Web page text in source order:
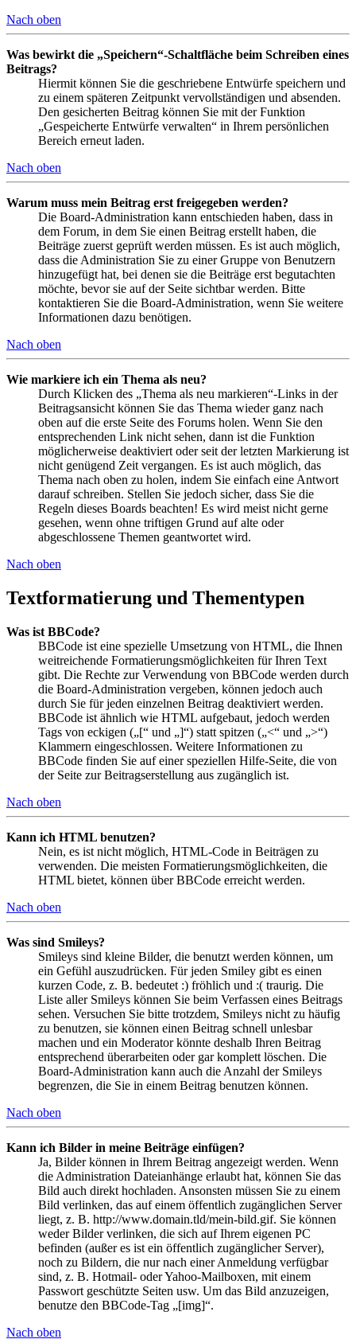
Nach oben
Was bewirkt die „Speichern“-Schaltfläche beim Schreiben eines
Beitrags?
Hiermit können Sie die geschriebene Entwürfe speichern und
zu einem späteren Zeitpunkt vervollständigen und absenden.
Den gesicherten Beitrag können Sie mit der Funktion
„Gespeicherte Entwürfe verwalten“ in Ihrem persönlichen
Bereich erneut laden.
Nach oben
Warum muss mein Beitrag erst freigegeben werden?
Die Board-Administration kann entschieden haben, dass in
dem Forum, in dem Sie einen Beitrag erstellt haben, die
Beiträge zuerst geprüft werden müssen. Es ist auch möglich,
dass die Administration Sie zu einer Gruppe von Benutzern
hinzugefügt hat, bei denen sie die Beiträge erst begutachten
möchte, bevor sie auf der Seite sichtbar werden. Bitte
kontaktieren Sie die Board-Administration, wenn Sie weitere
Informationen dazu benötigen.
Nach oben
Wie markiere ich ein Thema als neu?
Durch Klicken des „Thema als neu markieren“-Links in der
Beitragsansicht können Sie das Thema wieder ganz nach
oben auf die erste Seite des Forums holen. Wenn Sie den
entsprechenden Link nicht sehen, dann ist die Funktion
möglicherweise deaktiviert oder seit der letzten Markierung ist
nicht genügend Zeit vergangen. Es ist auch möglich, das
Thema nach oben zu holen, indem Sie einfach eine Antwort
darauf schreiben. Stellen Sie jedoch sicher, dass Sie die
Regeln dieses Boards beachten! Es wird meist nicht gerne
gesehen, wenn ohne triftigen Grund auf alte oder
abgeschlossene Themen geantwortet wird.
Nach oben
Textformatierung und Thementypen
Was ist BBCode?
BBCode ist eine spezielle Umsetzung von HTML, die Ihnen
weitreichende Formatierungsmöglichkeiten für Ihren Text
gibt. Die Rechte zur Verwendung von BBCode werden durch
die Board-Administration vergeben, können jedoch auch
durch Sie für jeden einzelnen Beitrag deaktiviert werden.
BBCode ist ähnlich wie HTML aufgebaut, jedoch werden
Tags von eckigen („[“ und „]“) statt spitzen („<“ und „>“)
Klammern eingeschlossen. Weitere Informationen zu
BBCode finden Sie auf einer speziellen Hilfe-Seite, die von
der Seite zur Beitragserstellung aus zugänglich ist.
Nach oben
Kann ich HTML benutzen?
Nein, es ist nicht möglich, HTML-Code in Beiträgen zu
verwenden. Die meisten Formatierungsmöglichkeiten, die
HTML bietet, können über BBCode erreicht werden.
Nach oben
Was sind Smileys?
Smileys sind kleine Bilder, die benutzt werden können, um
ein Gefühl auszudrücken. Für jeden Smiley gibt es einen
kurzen Code, z. B. bedeutet :) fröhlich und :( traurig. Die
Liste aller Smileys können Sie beim Verfassen eines Beitrags
sehen. Versuchen Sie bitte trotzdem, Smileys nicht zu häufig
zu benutzen, sie können einen Beitrag schnell unlesbar
machen und ein Moderator könnte deshalb Ihren Beitrag
entsprechend überarbeiten oder gar komplett löschen. Die
Board-Administration kann auch die Anzahl der Smileys
begrenzen, die Sie in einem Beitrag benutzen können.
Nach oben
Kann ich Bilder in meine Beiträge einfügen?
Ja, Bilder können in Ihrem Beitrag angezeigt werden. Wenn
die Administration Dateianhänge erlaubt hat, können Sie das
Bild auch direkt hochladen. Ansonsten müssen Sie zu einem
Bild verlinken, das auf einem öffentlich zugänglichen Server
liegt, z. B. http://www.domain.tld/mein-bild.gif. Sie können
weder Bilder verlinken, die sich auf Ihrem eigenen PC
befinden (außer es ist ein öffentlich zugänglicher Server),
noch zu Bildern, die nur nach einer Anmeldung verfügbar
sind, z. B. Hotmail- oder Yahoo-Mailboxen, mit einem
Passwort geschützte Seiten usw. Um das Bild anzuzeigen,
benutze den BBCode-Tag „[img]“.
Nach oben